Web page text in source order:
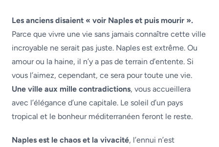
Les anciens disaient « voir Naples et puis mourir ».
Parce que vivre une vie sans jamais connaître cette ville
incroyable ne serait pas juste. Naples est extrême. Ou
amour ou la haine, il n’y a pas de terrain d’entente. Si
vous l’aimez, cependant, ce sera pour toute une vie.
Une ville aux mille contradictions, vous accueillera
avec l’élégance d’une capitale. Le soleil d’un pays
tropical et le bonheur méditerranéen feront le reste.
Naples est le chaos et la vivacité, l’ennui n’est